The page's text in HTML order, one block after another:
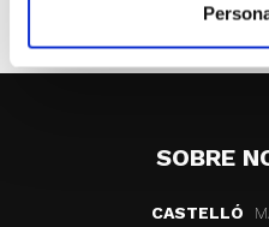
SOBRE
CASTELLÓ